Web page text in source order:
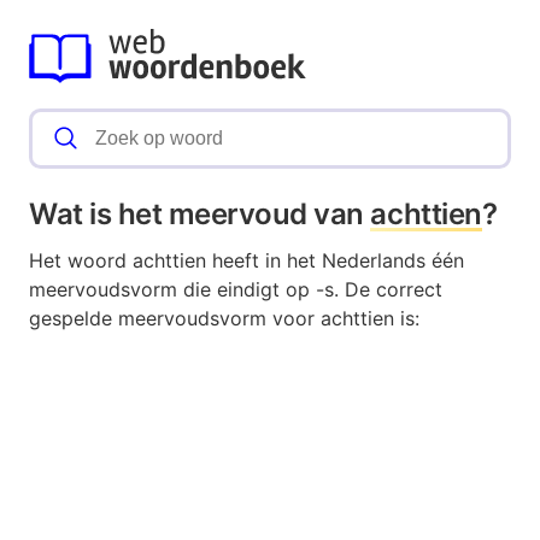
Wat is het meervoud van achttien?
Het woord achttien heeft in het Nederlands één
meervoudsvorm die eindigt op -s. De correct
gespelde meervoudsvorm voor achttien is: